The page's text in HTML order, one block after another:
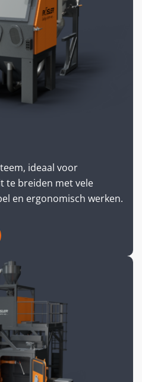
ideaal voor
te breiden met vele
en ergonomisch werken.